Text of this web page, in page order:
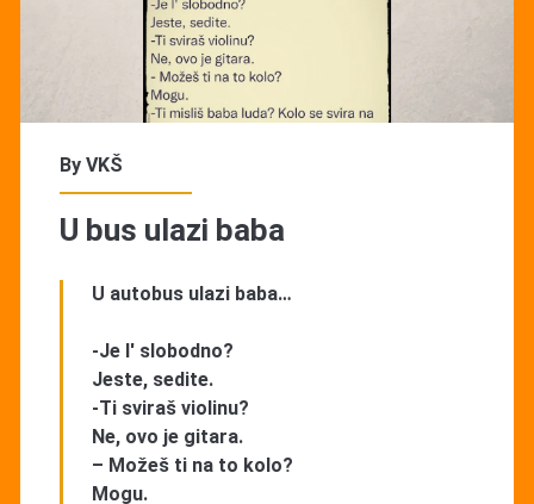
By VKŠ
U bus ulazi baba
U autobus ulazi baba…
-Je l' slobodno?
Jeste, sedite.
-Ti sviraš violinu?
Ne, ovo je gitara.
– Možeš ti na to kolo?
Mogu.